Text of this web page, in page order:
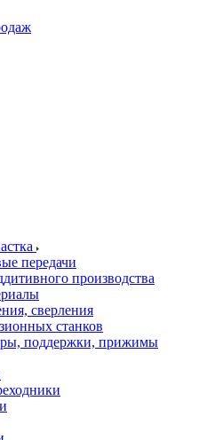
передачи
производства
сверления
станков
поддержки, прижимы